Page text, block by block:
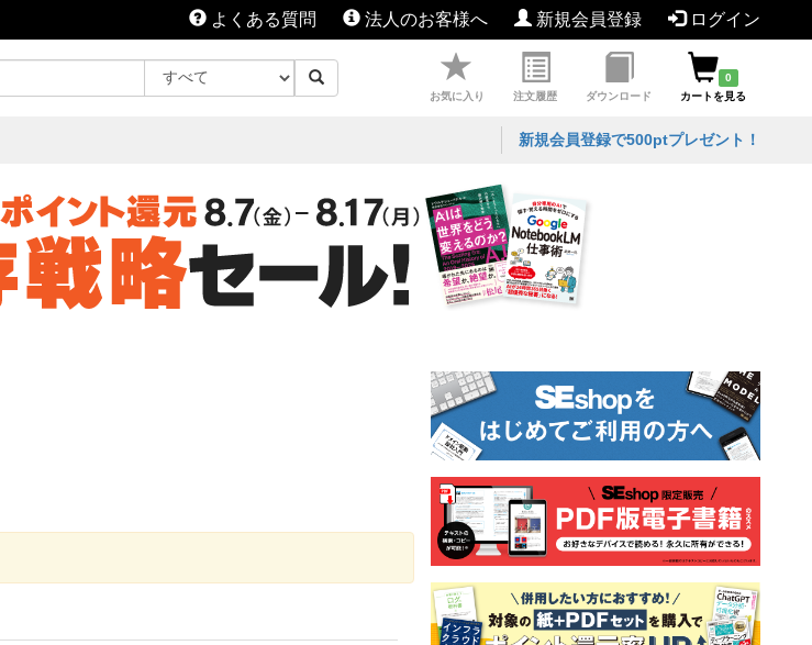
よくある質問 法人のお客様へ 新規会員登録 ログイン
お気に入り 注文履歴 ダウンロード
0
カートを見る
新規会員登録で500ptプレゼント！